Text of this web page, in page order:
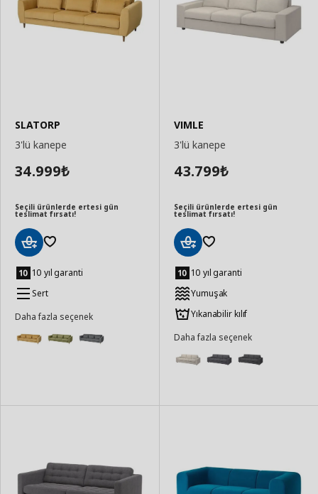
SLATORP
3'lü kanepe
34.999₺
Seçili ürünlerde ertesi gün
teslimat fırsatı!
Ekle 10 yıl garanti
Sert
Daha fazla seçenek
VIMLE
3'lü kanepe
43.799₺
Seçili ürünlerde ertesi gün
teslimat fırsatı!
Ekle 10 yıl garanti
Yumuşak
Yıkanabilir kılıf
Daha fazla seçenek